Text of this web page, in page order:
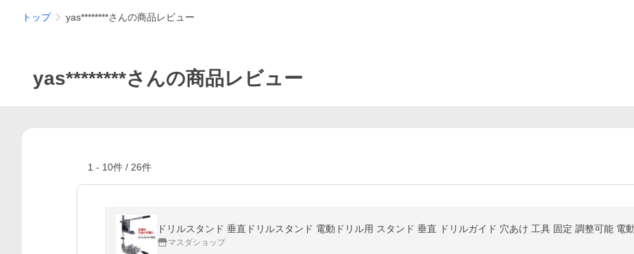
トップ yas********さんの商品レビュー
yas********さんの商品レビュー
1 - 10件 / 26件
ドリルスタンド 垂直ドリルスタンド 電動ドリル用 スタンド 垂直 ドリルガイド 穴あけ 工具 固定 調整可能 電
マスダショップ